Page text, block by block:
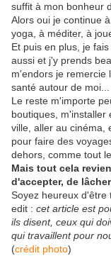
suffit à mon bonheur
Alors oui je continue
yoga, à méditer, à
Et puis en plus, je
aussi et j'y prends
m'endors je remercie
santé autour de moi...
Le reste m'importe
boutiques, m'installer
ville, aller au cinéma,
pour faire des
dehors, comme tout le
Mais tout cela
d'accepter, de
Soyez heureux d'être
edit : cet article est
ils disent, ceux qui
qui travaillent pour
(crédit photo)